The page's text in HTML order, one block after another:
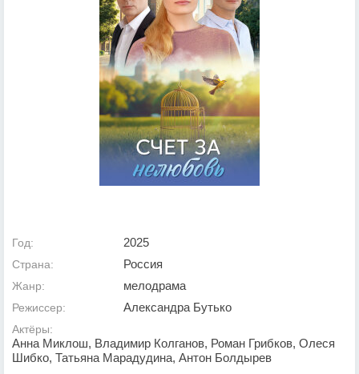
Год: 2025
Страна: Россия
Жанр: мелодрама
Режиссер: Александра Бутько
Актёры:
Анна Миклош, Владимир Колганов, Роман Грибков, Олеся
Шибко, Татьяна Марадудина, Антон Болдырев